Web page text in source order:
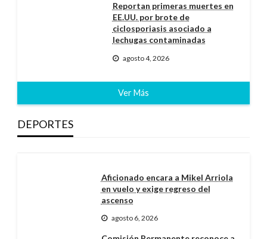
Reportan primeras muertes en
EE.UU. por brote de
ciclosporiasis asociado a
lechugas contaminadas
agosto 4, 2026
Ver Más
DEPORTES
Aficionado encara a Mikel Arriola
en vuelo y exige regreso del
ascenso
agosto 6, 2026